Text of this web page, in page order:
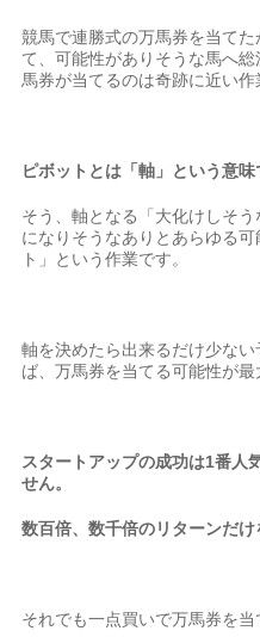
競馬で連勝式の万馬券を当て
て、可能性がありそうな馬へ
馬券が当てるのは奇跡に近い作
ピボットとは「軸」という意味
そう、軸となる「大化けしそう
になりそうなありとあらゆる
ト」という作業です。
軸を決めたら出来るだけ少な
ば、万馬券を当てる可能性が最
スタートアップの成功は1番人
せん。
数百倍、数千倍のリターンだけ
それでも一点買いで万馬券を当